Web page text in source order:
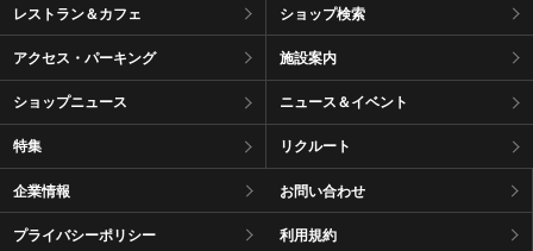
レストラン＆カフェ ショップ検索
アクセス・パーキング 施設案内
ショップニュース ニュース＆イベント
特集 リクルート
企業情報 お問い合わせ
プライバシーポリシー 利用規約